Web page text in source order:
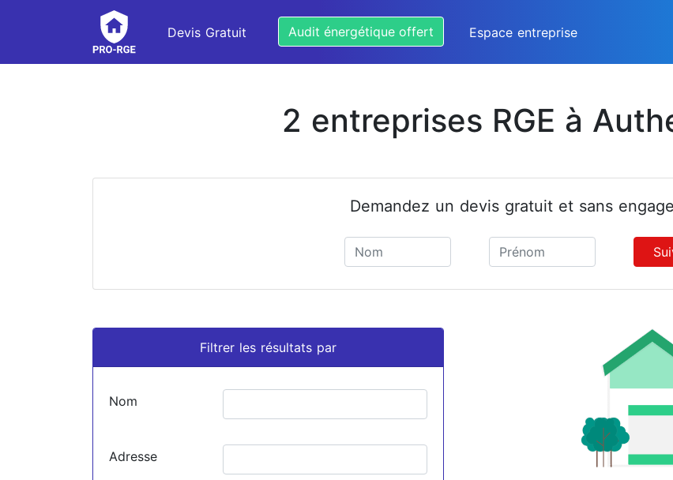
Devis Gratuit Audit énergétique offert Espace entreprise
2 entreprises RGE à
Demandez un devis gratuit et sans
Filtrer les résultats par
Nom
Adresse